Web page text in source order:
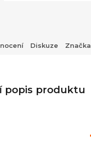
Diskuze Značka
popis produktu